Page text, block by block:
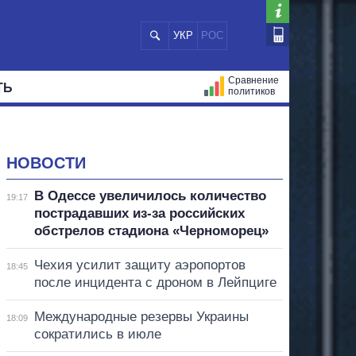
УКР РОС
Сравнение
политиков
НОВОСТИ
19:17
В Одессе увеличилось количество
пострадавших из-за российских
обстрелов стадиона «Черноморец»
18:45
Чехия усилит защиту аэропортов
после инцидента с дроном в Лейпциге
18:09
Международные резервы Украины
сократились в июле